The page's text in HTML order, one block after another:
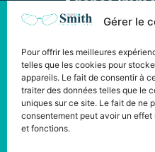
Gérer le
Pour offrir les meilleures
telles que les cookies pour
appareils. Le fait de consentir à
traiter des données telles que le
uniques sur ce site. Le fait de ne
consentement peut avoir un
et fonctions.
Agence
15 rue Jean
Horaires : du
de 9h à 12h